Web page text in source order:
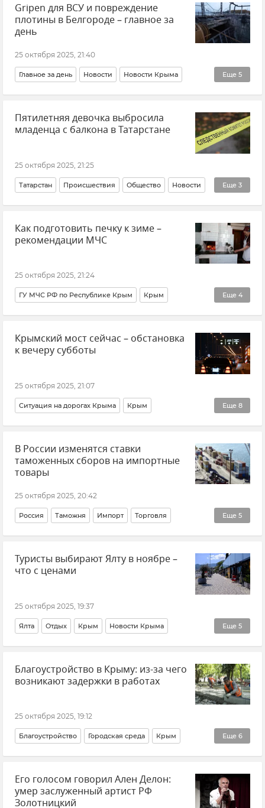
Gripen для ВСУ и повреждение
плотины в Белгороде – главное за
день
25 октября 2025, 21:40
Еще 5
Главное за день Новости Новости Крыма
Украина Сочи
Поставки западного оружия Украине
Обстрелы Белгородской области
Пятилетняя девочка выбросила
младенца с балкона в Татарстане
25 октября 2025, 21:25
Еще 3
Татарстан Происшествия Общество Новости
СК РФ (Следственный комитет Российской Федерации)
дети Уголовный кодекс
Как подготовить печку к зиме –
рекомендации МЧС
25 октября 2025, 21:24
Еще 4
ГУ МЧС РФ по Республике Крым Крым
Игорь Скуртул Совет эксперта Общество
Отопление
Крымский мост сейчас – обстановка
к вечеру субботы
25 октября 2025, 21:07
Еще 8
Ситуация на дорогах Крыма Крым
Крымский мост Очереди на Крымском мосту
Керчь Тамань Транспорт Логистика
Новости Новости Крыма
В России изменятся ставки
таможенных сборов на импортные
товары
25 октября 2025, 20:42
Еще 5
Россия Таможня Импорт Торговля
Внешняя торговля Новости Минпромторг РФ
Новости Экономика
Туристы выбирают Ялту в ноябре –
что с ценами
25 октября 2025, 19:37
Еще 5
Ялта Отдых Крым Новости Крыма
Туризм в Крыму Отдых в Крыму Туризм
Внутренний туризм Общество
Благоустройство в Крыму: из-за чего
возникают задержки в работах
25 октября 2025, 19:12
Еще 6
Благоустройство Городская среда Крым
Новости Крыма ЖКХ Крыма и Севастополя
Дмитрий Каширин Олег Бышук Вадим Петров
Алла Вертинская
Его голосом говорил Ален Делон:
умер заслуженный артист РФ
Золотницкий